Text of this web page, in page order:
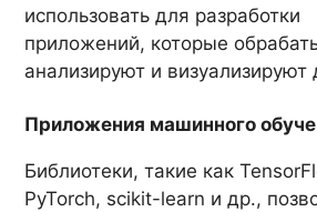
использовать для разработки
приложений, которые
анализируют и визуализируют
Приложения машинного
Библиотеки, такие как
PyTorch, scikit-learn и др.,